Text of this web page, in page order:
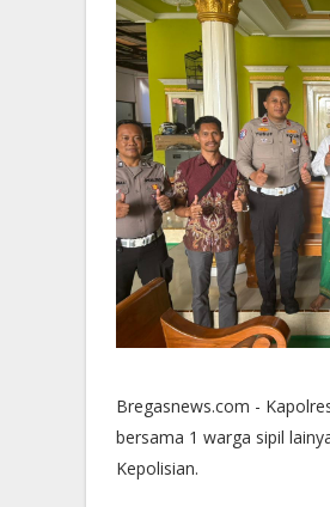
‎Bregasnews.com -
bersama 1 warga sipil
Kepolisian.